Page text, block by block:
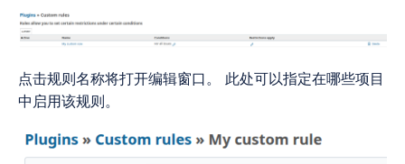
点击规则名称将打开编辑窗口。 此处可以指定在哪些项目
中启用该规则。